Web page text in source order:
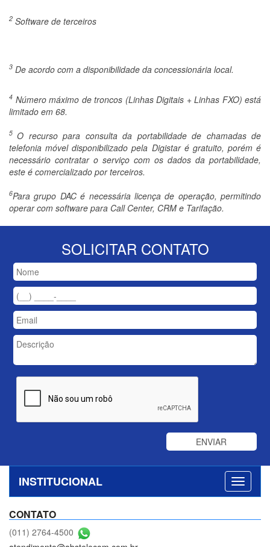
2 Software de terceiros
3 De acordo com a disponibilidade da concessionária local.
4 Número máximo de troncos (Linhas Digitais + Linhas FXO) está
limitado em 68.
5 O recurso para consulta da portabilidade de chamadas de
telefonia móvel disponibilizado pela Digistar é gratuito, porém é
necessário contratar o serviço com os dados da portabilidade,
este é comercializado por terceiros.
6Para grupo DAC é necessária licença de operação, permitindo
operar com software para Call Center, CRM e Tarifação.
SOLICITAR CONTATO
INSTITUCIONAL
CONTATO
(011) 2764-4500